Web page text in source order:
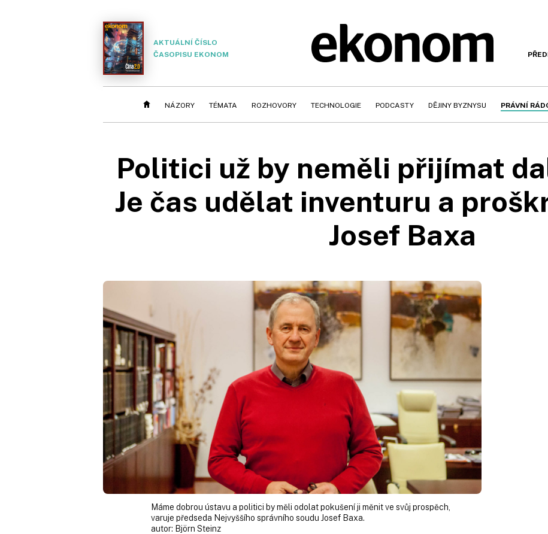
AKTUÁLNÍ ČÍSLO
ČASOPISU EKONOM
NÁZORY TÉMATA ROZHOVORY TECHNOLOGIE PODCASTY DĚJINY BYZNYSU PRÁVNÍ
Politici už by neměli přijímat
Je čas udělat inventuru a
Josef Baxa
Máme dobrou ústavu a politici by měli odolat pokušení ji měnit ve svůj prospěch,
varuje předseda Nejvyššího správního soudu Josef Baxa.
autor: Björn Steinz